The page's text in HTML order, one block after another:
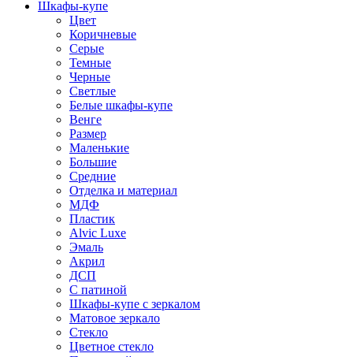
Шкафы-купе
Цвет
Коричневые
Серые
Темные
Черные
Светлые
Белые шкафы-купе
Венге
Размер
Маленькие
Большие
Средние
Отделка и материал
МДФ
Пластик
Alvic Luxe
Эмаль
Акрил
ДСП
С патиной
Шкафы-купе с зеркалом
Матовое зеркало
Стекло
Цветное стекло